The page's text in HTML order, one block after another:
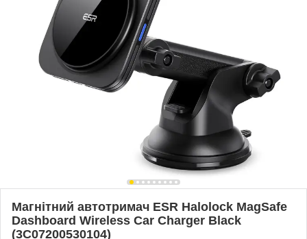
Магнітний автотримач ESR Halolock MagSafe
Dashboard Wireless Car Charger Black
(3C07200530104)